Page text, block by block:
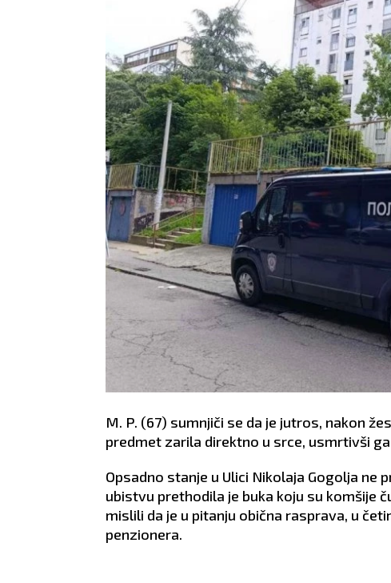
M. P. (67) sumnjiči se da je jutros, nakon
predmet zarila direktno u srce, usmrtivši
Opsadno stanje u Ulici Nikolaja Gogolja ne
ubistvu prethodila je buka koju su komšije
mislili da je u pitanju obična rasprava, u
penzionera.